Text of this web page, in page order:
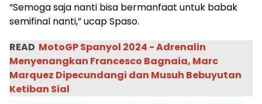
“Semoga saja nanti bisa bermanfaat untuk babak
semifinal nanti,” ucap Spaso.
READ MotoGP Spanyol 2024 - Adrenalin
Menyenangkan Francesco Bagnaia, Marc
Marquez Dipecundangi dan Musuh Bebuyutan
Ketiban Sial